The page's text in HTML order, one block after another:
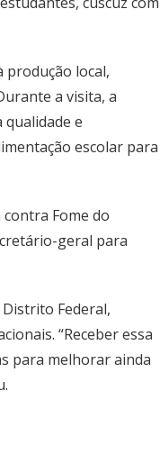
produção local,
a visita, a
e
escolar para
Fome do
geral para
Federal,
“Receber essa
para melhorar ainda